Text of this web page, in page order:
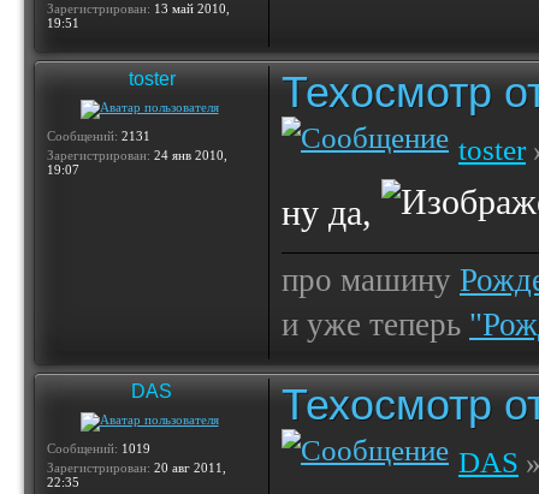
Зарегистрирован: 13 май 2010,
19:51
toster
Сообщений: 2131
Зарегистрирован: 24 янв 2010,
19:07
Техосмотр
toster
ну да,
про машину
и уже теперь
DAS
Сообщений: 1019
Зарегистрирован: 20 авг 2011,
22:35
Техосмотр
DAS